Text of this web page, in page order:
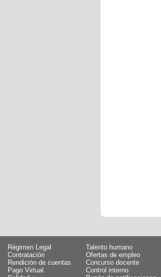
Régimen Legal
Talento humano
Contratación
Ofertas de empleo
Rendición de cuentas
Concurso docente
Pago Virtual
Control interno